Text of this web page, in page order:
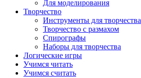
Для моделирования
Творчество
Инструменты для творчества
Творчество с размахом
Спирографы
Наборы для творчества
Логические игры
Учимся читать
Учимся считать